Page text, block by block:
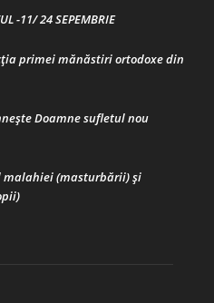
-11/ 24 SEPEMBRIE
primei mănăstiri ortodoxe din
Doamne sufletul nou
malahiei (masturbării) şi